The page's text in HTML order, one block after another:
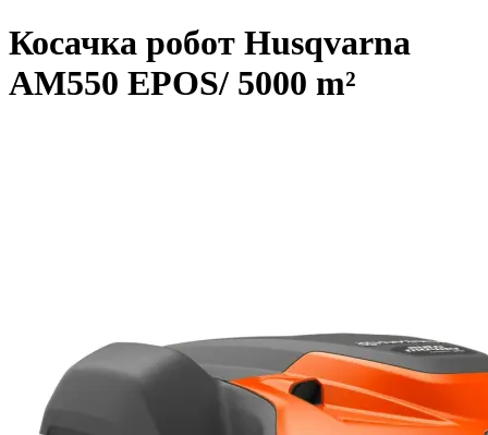
Косачка робот Husqvarna
AM550 EPOS/ 5000 m²